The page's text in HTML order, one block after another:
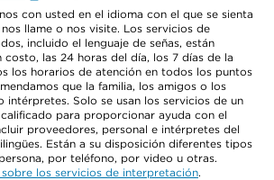
con usted en el idioma con el que se sienta
llame o nos visite. Los servicios de
incluido el lenguaje de señas, están
costo, las 24 horas del día, los 7 días de la
los horarios de atención en todos los puntos
que la familia, los amigos o los
intérpretes. Solo se usan los servicios de un
para proporcionar ayuda con el
proveedores, personal e intérpretes del
Están a su disposición diferentes tipos
por teléfono, por video u otras.
los servicios de interpretación.